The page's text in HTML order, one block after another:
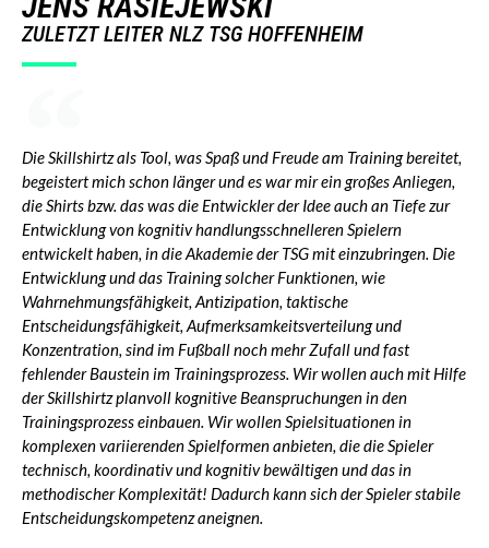
ZULETZT LEITER NLZ TSG HOFFENHEIM
Die Skillshirtz als Tool, was Spaß und Freude am Training bereitet,
begeistert mich schon länger und es war mir ein großes Anliegen,
die Shirts bzw. das was die Entwickler der Idee auch an Tiefe zur
Entwicklung von kognitiv handlungsschnelleren Spielern
entwickelt haben, in die Akademie der TSG mit einzubringen. Die
Entwicklung und das Training solcher Funktionen, wie
Wahrnehmungsfähigkeit, Antizipation, taktische
Entscheidungsfähigkeit, Aufmerksamkeitsverteilung und
Konzentration, sind im Fußball noch mehr Zufall und fast
fehlender Baustein im Trainingsprozess. Wir wollen auch mit Hilfe
der Skillshirtz planvoll kognitive Beanspruchungen in den
Trainingsprozess einbauen. Wir wollen Spielsituationen in
komplexen variierenden Spielformen anbieten, die die Spieler
technisch, koordinativ und kognitiv bewältigen und das in
methodischer Komplexität! Dadurch kann sich der Spieler stabile
Entscheidungskompetenz aneignen.